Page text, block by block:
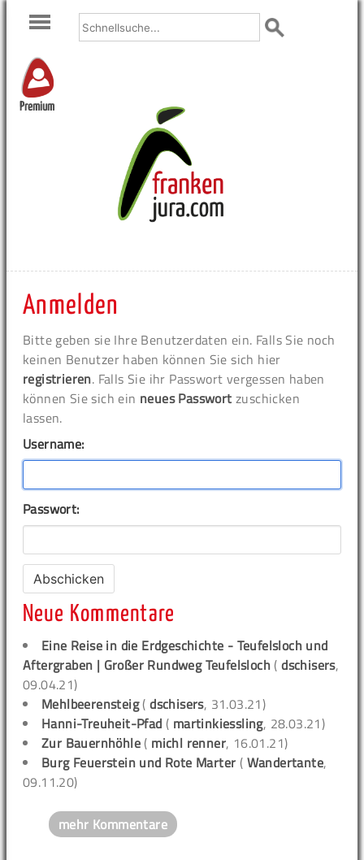
Premium
Anmelden
Bitte geben sie Ihre Benutzerdaten ein. Falls Sie noch
keinen Benutzer haben können Sie sich hier
registrieren. Falls Sie ihr Passwort vergessen haben
können Sie sich ein neues Passwort zuschicken
lassen.
Username:
Passwort:
Neue Kommentare
Eine Reise in die Erdgeschichte - Teufelsloch und
Aftergraben | Großer Rundweg Teufelsloch (dschisers,
09.04.21)
Mehlbeerensteig(dschisers, 31.03.21)
Hanni-Treuheit-Pfad ( martinkiessling, 28.03.21)
Zur Bauernhöhle ( michl renner, 16.01.21)
Burg Feuerstein und Rote Marter ( Wandertante,
09.11.20)
mehr Kommentare